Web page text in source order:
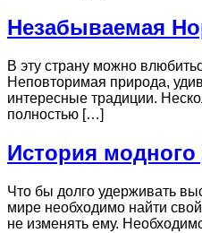
Незабываемая
В эту страну можно
Неповторимая природа,
интересные традиции.
полностью […]
История
Что бы долго удерживать
мире необходимо найти
не изменять ему.